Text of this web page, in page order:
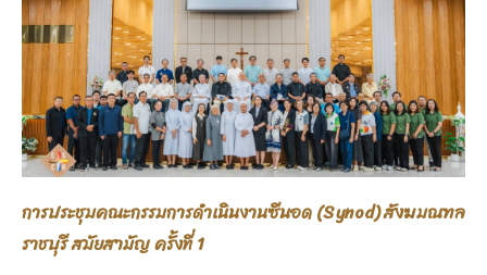
การประชุมคณะกรรมการดำเนินงานซีนอด (Synod) สังฆมณฑล
ราชบุรี สมัยสามัญ ครั้งที่ 1